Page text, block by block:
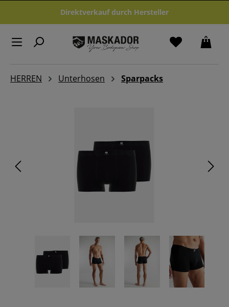
Zum Hauptinhalt springenDirektverkauf durch Hersteller
HERREN Unterhosen Sparpacks